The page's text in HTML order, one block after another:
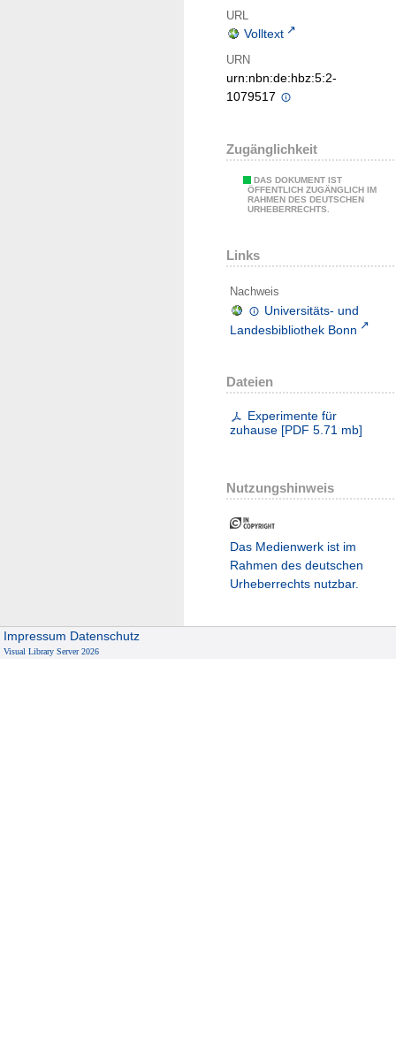
URL
Volltext
URN
urn:nbn:de:hbz:5:2-
1079517
Zugänglichkeit
DAS DOKUMENT IST
ÖFFENTLICH ZUGÄNGLICH IM
RAHMEN DES DEUTSCHEN
URHEBERRECHTS.
Links
Nachweis
Universitäts- und
Landesbibliothek Bonn
Dateien
Experimente für
zuhause [PDF 5.71 mb]
Nutzungshinweis
Das Medienwerk ist im
Rahmen des deutschen
Urheberrechts nutzbar.
Impressum Datenschutz
Visual Library Server 2026